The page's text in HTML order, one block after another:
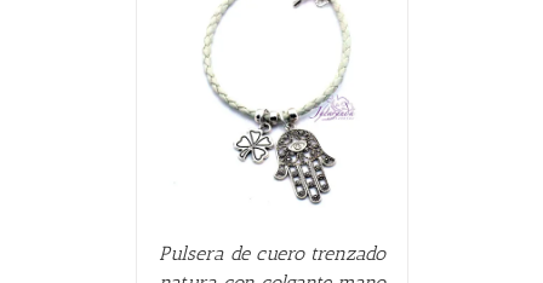
Pulsera de cuero trenzado